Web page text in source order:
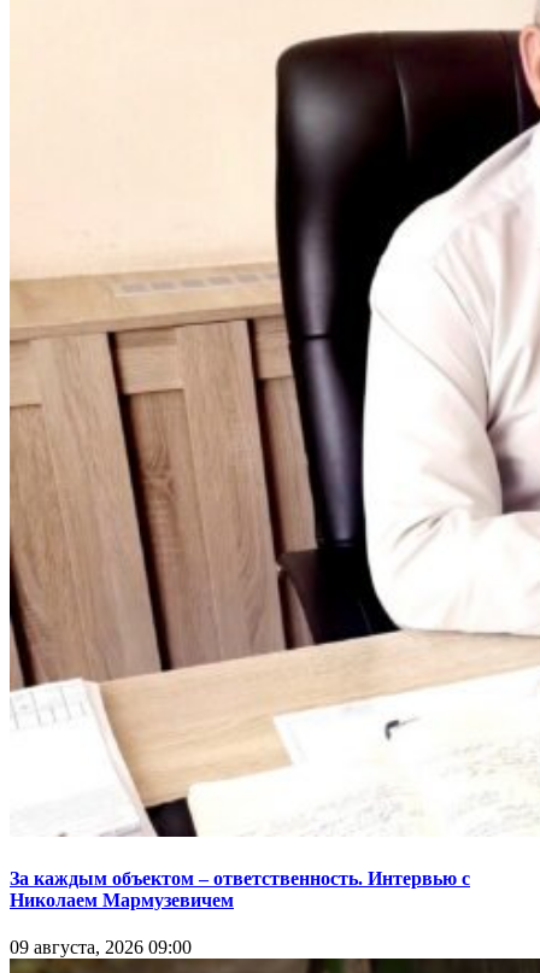
За каждым объектом – ответственность. Интервью с
Николаем Мармузевичем
09 августа, 2026 09:00